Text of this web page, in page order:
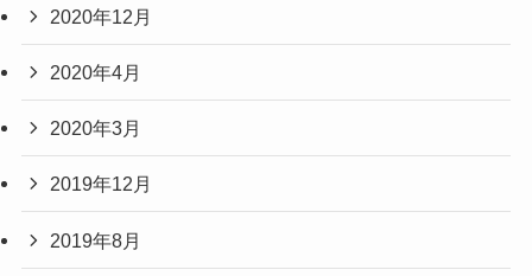
2020年12月
2020年4月
2020年3月
2019年12月
2019年8月